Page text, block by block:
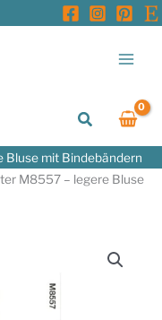
Suchen
Bluse mit Bindebändern
M8557 – legere Bluse